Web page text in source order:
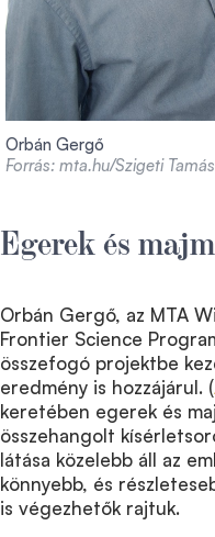
Orbán Gergő
Forrás: mta.hu/Szigeti Tamás
Egerek és
Orbán Gergő, az MTA
Frontier Science
összefogó projektbe
eredmény is hozzájárul. (
keretében egerek és
összehangolt
látása közelebb áll az
könnyebb, és
is végezhetők rajtuk.